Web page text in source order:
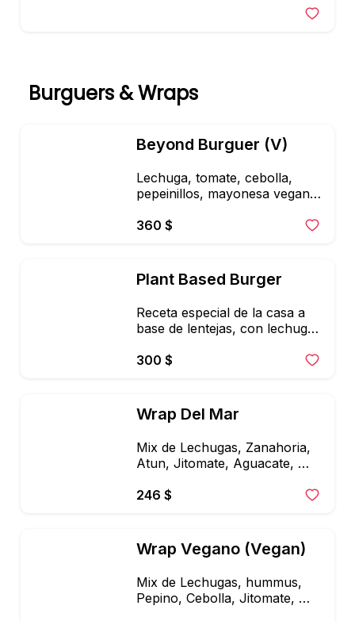
mermelada de berries con chia
Burguers & Wraps
Beyond Burguer (V)
Lechuga, tomate, cebolla,
pepeinillos, mayonesa vegana
de cuadritos de camote.
360 $
Plant Based Burger
Receta especial de la casa a
base de lentejas, con lechuga,
mayonesa vegana & catsup
300 $
Wrap Del Mar
Mix de Lechugas, Zanahoria,
Atun, Jitomate, Aguacate,
Cilantro.
246 $
Wrap Vegano (Vegan)
Mix de Lechugas, hummus,
Pepino, Cebolla, Jitomate,